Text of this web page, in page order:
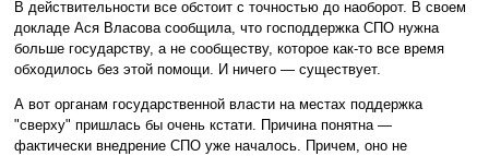
В действительности все обстоит с точностью до наоборот. В своем
докладе Ася Власова сообщила, что господдержка СПО нужна
больше государству, а не сообществу, которое как-то все время
обходилось без этой помощи. И ничего — существует.
А вот органам государственной власти на местах поддержка
"сверху" пришлась бы очень кстати. Причина понятна —
фактически внедрение СПО уже началось. Причем, оно не